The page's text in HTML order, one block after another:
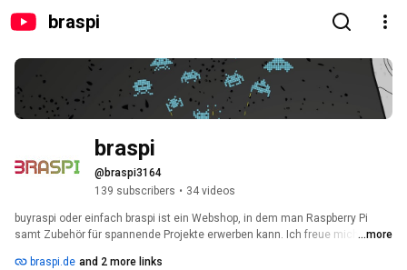
braspi
braspi
@braspi3164
139 subscribers • 34 videos
buyraspi oder einfach braspi ist ein Webshop, in dem man Raspberry Pi
samt Zubehör für spannende Projekte erwerben kann. Ich freue mich auf
...more
braspi.de and 2 more links